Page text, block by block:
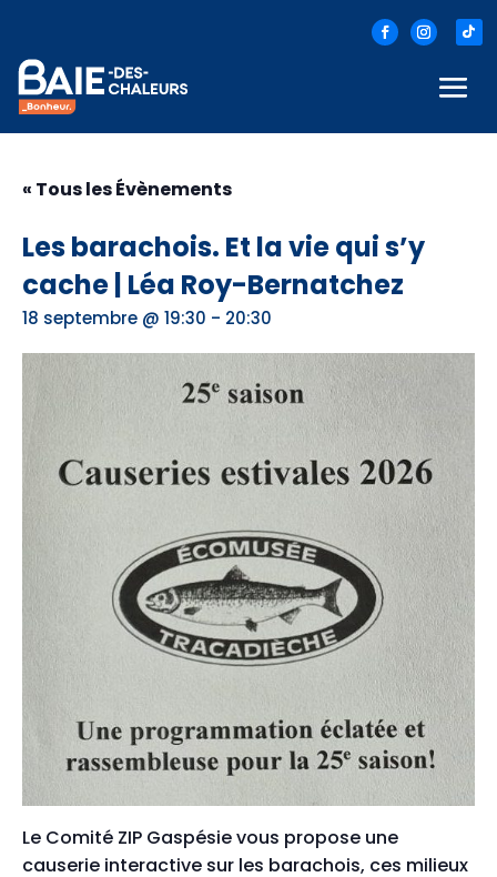
« Tous les Évènements
Les barachois. Et la vie qui s’y
cache | Léa Roy-Bernatchez
18 septembre @ 19:30 - 20:30
Le Comité ZIP Gaspésie vous propose une
causerie interactive sur les barachois, ces milieux